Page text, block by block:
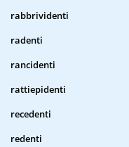
rabbrividenti
radenti
rancidenti
rattiepidenti
recedenti
redenti